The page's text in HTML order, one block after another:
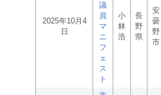
2025年10月4
日
議
員
マ
ニ
フ
ェ
ス
ト
小
林
浩
長
野
県
安
曇
野
市